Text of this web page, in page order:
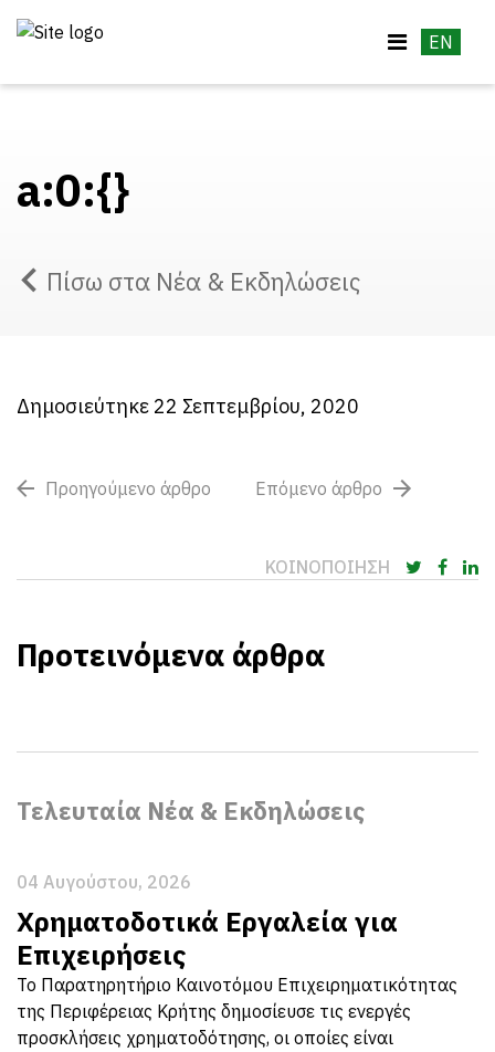
EN
a:0:{}
Πίσω στα Νέα & Εκδηλώσεις
Δημοσιεύτηκε 22 Σεπτεμβρίου, 2020
Προηγούμενο άρθρο Επόμενο άρθρο
ΚΟΙΝΟΠΟΙΗΣΗ
Προτεινόμενα άρθρα
Τελευταία Νέα & Εκδηλώσεις
04 Αυγούστου, 2026
Χρηματοδοτικά Εργαλεία για
Επιχειρήσεις
Το Παρατηρητήριο Καινοτόμου Επιχειρηματικότητας
της Περιφέρειας Κρήτης δημοσίευσε τις ενεργές
προσκλήσεις χρηματοδότησης, οι οποίες είναι